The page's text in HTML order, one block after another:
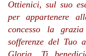
Ottienici, sul suo
per appartenere
concesso la
sofferenze del